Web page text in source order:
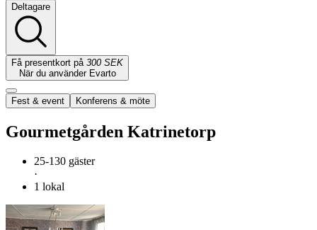
Deltagare
Få presentkort på 300 SEK
När du använder Evarto
Fest & event Konferens & möte
Gourmetgården Katrinetorp
25-130 gäster
·
1 lokal